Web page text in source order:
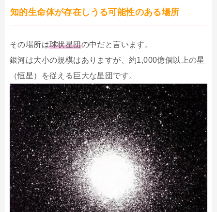
知的生命体が存在しうる可能性のある場所
その場所は球状星団の中だと言います。
銀河は大小の規模はありますが、約1,000億個以上の星
（恒星）を従える巨大な星団です。